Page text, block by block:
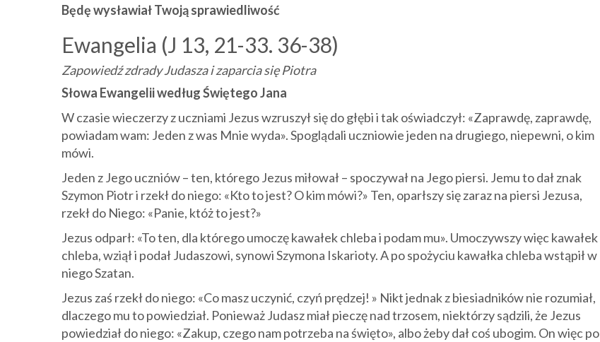
Będę wysławiał Twoją sprawiedliwość
Ewangelia (J 13, 21-33. 36-38)
Zapowiedź zdrady Judasza i zaparcia się Piotra
Słowa Ewangelii według Świętego Jana
W czasie wieczerzy z uczniami Jezus wzruszył się do głębi i tak oświadczył: «Zaprawdę, zaprawdę,
powiadam wam: Jeden z was Mnie wyda». Spoglądali uczniowie jeden na drugiego, niepewni, o kim
mówi.
Jeden z Jego uczniów – ten, którego Jezus miłował – spoczywał na Jego piersi. Jemu to dał znak
Szymon Piotr i rzekł do niego: «Kto to jest? O kim mówi?» Ten, oparłszy się zaraz na piersi Jezusa,
rzekł do Niego: «Panie, któż to jest?»
Jezus odparł: «To ten, dla którego umoczę kawałek chleba i podam mu». Umoczywszy więc kawałek
chleba, wziął i podał Judaszowi, synowi Szymona Iskarioty. A po spożyciu kawałka chleba wstąpił w
niego Szatan.
Jezus zaś rzekł do niego: «Co masz uczynić, czyń prędzej! » Nikt jednak z biesiadników nie rozumiał,
dlaczego mu to powiedział. Ponieważ Judasz miał pieczę nad trzosem, niektórzy sądzili, że Jezus
powiedział do niego: «Zakup, czego nam potrzeba na święto», albo żeby dał coś ubogim. On więc po